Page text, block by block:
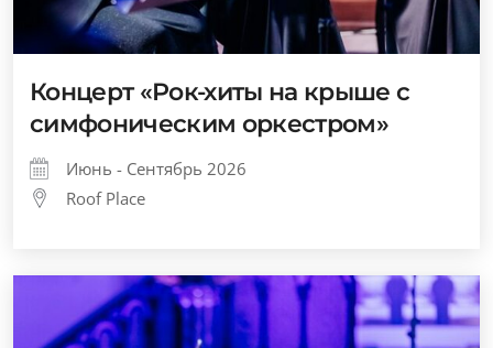
Концерт «Рок-хиты на крыше с
симфоническим оркестром»
Июнь - Сентябрь 2026
Roof Place